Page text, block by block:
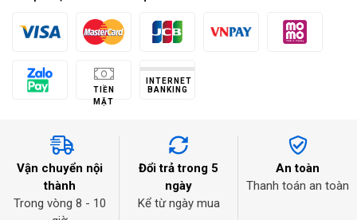
TIỀN
MẶT
INTERNET
BANKING
Vận chuyển nội
thành
Trong vòng 8 - 10
Đổi trả trong 5
ngày
Kể từ ngày mua
An toàn
Thanh toán an toàn